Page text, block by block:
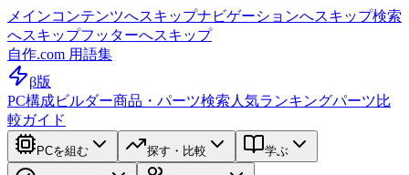
メインコンテンツへスキップナビゲーションへスキップ検索
へスキップフッターへスキップ
自作.com 用語集
β版
PC構成ビルダー商品・パーツ検索 人気ランキングパーツ比
較ガイド
PCを組む 探す・比較 学ぶ